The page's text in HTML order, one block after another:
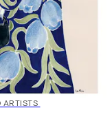
ARTISTS